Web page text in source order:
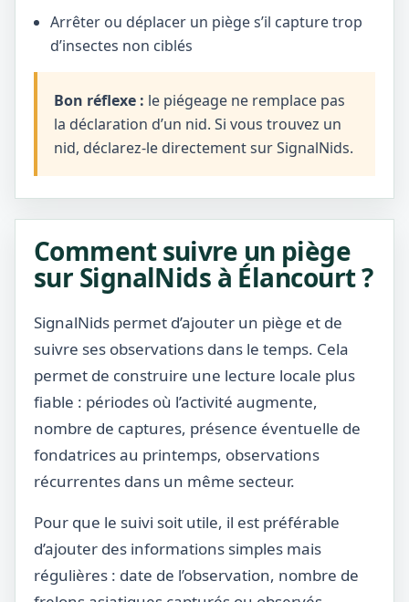
Arrêter ou déplacer un piège s’il capture trop
d’insectes non ciblés
Bon réflexe : le piégeage ne remplace pas
la déclaration d’un nid. Si vous trouvez un
nid, déclarez-le directement sur SignalNids.
Comment suivre un piège
sur SignalNids à Élancourt ?
SignalNids permet d’ajouter un piège et de
suivre ses observations dans le temps. Cela
permet de construire une lecture locale plus
fiable : périodes où l’activité augmente,
nombre de captures, présence éventuelle de
fondatrices au printemps, observations
récurrentes dans un même secteur.
Pour que le suivi soit utile, il est préférable
d’ajouter des informations simples mais
régulières : date de l’observation, nombre de